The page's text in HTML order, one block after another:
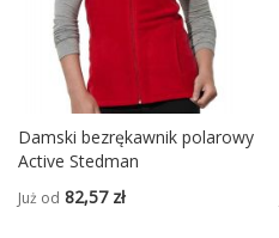
Damski bezrękawnik polarowy
Active Stedman
Już od 82,57 zł